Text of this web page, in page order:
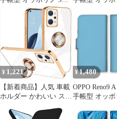
スマホケース 携帯ケー
ス 猫 ねこ ネコ ストラ
イプ かわいい おしゃれ
ス ビール 生
酒 ジョッキ
ルコール 乾杯
い カラー05
¥ 1,221
【新着商品】人気 車載
ホルダー かわいい スタ
シンプル ケース (OPPO
¥1,480
OPPO Reno9
手帳型 オッポ
ス 野菜 ベジ